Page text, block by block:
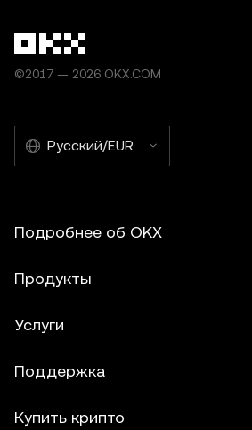
©2017 — 2026 OKX.COM
Русский/EUR
Подробнее об OKX
Продукты
Услуги
Поддержка
Купить крипто